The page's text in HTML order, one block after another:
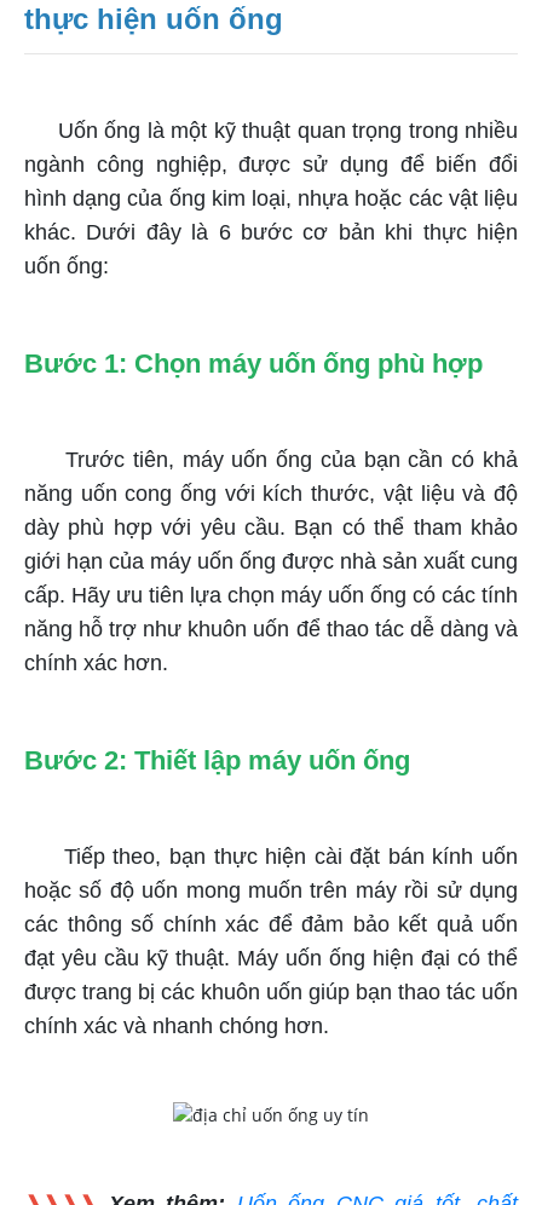
thực hiện uốn ống
Uốn ống là một kỹ thuật quan trọng trong nhiều
ngành công nghiệp, được sử dụng để biến đổi
hình dạng của ống kim loại, nhựa hoặc các vật liệu
khác. Dưới đây là 6 bước cơ bản khi thực hiện
uốn ống:
Bước 1: Chọn máy uốn ống phù hợp
Trước tiên, máy uốn ống của bạn cần có khả
năng uốn cong ống với kích thước, vật liệu và độ
dày phù hợp với yêu cầu. Bạn có thể tham khảo
giới hạn của máy uốn ống được nhà sản xuất cung
cấp. Hãy ưu tiên lựa chọn máy uốn ống có các tính
năng hỗ trợ như khuôn uốn để thao tác dễ dàng và
chính xác hơn.
Bước 2: Thiết lập máy uốn ống
Tiếp theo, bạn thực hiện cài đặt bán kính uốn
hoặc số độ uốn mong muốn trên máy rồi sử dụng
các thông số chính xác để đảm bảo kết quả uốn
đạt yêu cầu kỹ thuật. Máy uốn ống hiện đại có thể
được trang bị các khuôn uốn giúp bạn thao tác uốn
chính xác và nhanh chóng hơn.